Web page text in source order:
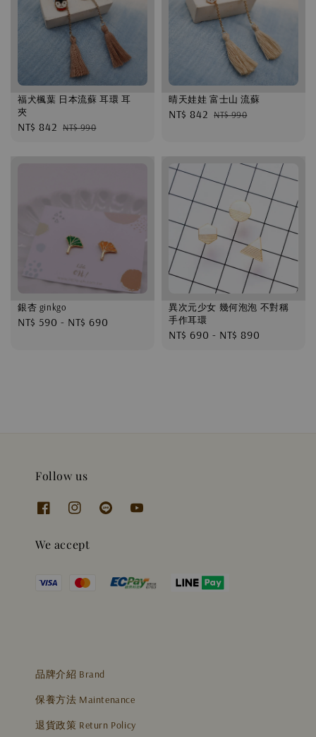
福犬楓葉 日本流蘇 耳環 耳
夾
Sale
NT$ 842 Regular
NT$ 990
晴天娃娃 富士山 流蘇
Sale
NT$ 842 Regular
NT$ 990
銀杏 ginkgo
Regular
NT$ 590 - NT$ 690
異次元少女 幾何泡泡 不對稱
手作耳環
Regular
NT$ 690 - NT$ 890
Follow us
We accept
品牌介紹 Brand
保養方法 Maintenance
退貨政策 Return Policy